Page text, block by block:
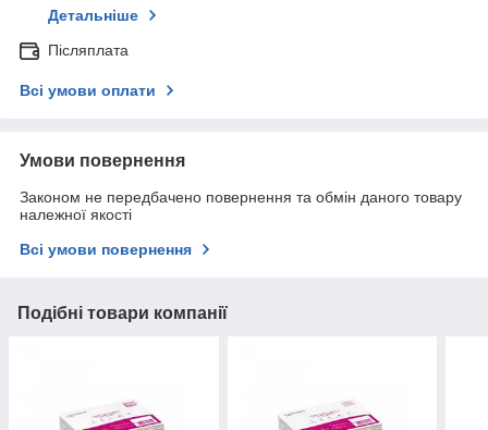
Детальніше
Післяплата
Всі умови оплати
Умови повернення
Законом не передбачено повернення та обмін даного товару
належної якості
Всі умови повернення
Подібні товари компанії